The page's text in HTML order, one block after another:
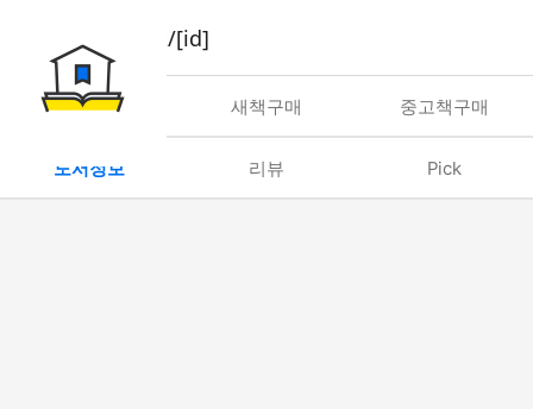
book/rent/[id]
대여 새책구매 중고책구매
도서정보 리뷰 Pick